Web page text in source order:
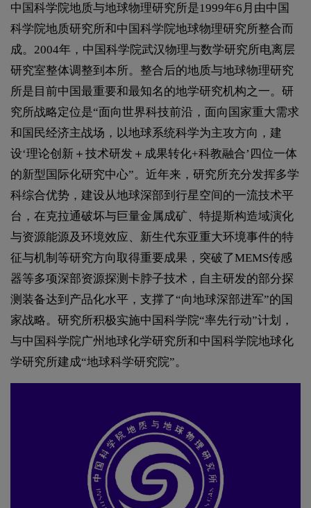
中国科学院地质与地球物理研究所是1999年6月由中国
科学院地质研究所和中国科学院地球物理研究所整合而
成。2004年，中国科学院武汉物理与数学研究所电离层
研究室整体调整到本所。整合后的地质与地球物理研究
所是目前中国最重要和最知名的地学研究机构之一。研
究所战略定位是“面向世界科技前沿，面向国家重大需求
和国民经济主战场，以地球系统科学为主攻方向，建
设‘理论创新＋技术研发＋成果转化+科教融合’四位一体
的新型国际化研究中心”。近年来，研究所充分发挥多学
科综合优势，建设从地球深部到行星空间的一流技术平
台，在克拉通破坏与巨量金属成矿、特提斯构造域演化
与资源能源及环境效应、新生代东亚重大环境事件的特
征与机制等研究方向取得重要成果，突破了MEMS传感
器等多项深部资源探测卡脖子技术，自主研发的部分探
测装备达到产品化水平，支撑了“向地球深部进军”的国
家战略。研究所积极实施中国科学院“率先行动”计划，
与中国科学院广州地球化学研究所和中国科学院地球化
学研究所建成“地球科学研究院”。